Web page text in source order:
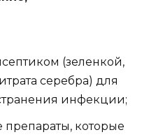
(зеленкой,
серебра) для
инфекции;
которые